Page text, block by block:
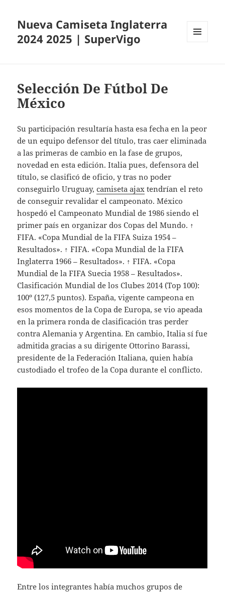
Nueva Camiseta Inglaterra
2024 2025 | SuperVigo
Selección De Fútbol De
México
Su participación resultaría hasta esa fecha en la peor
de un equipo defensor del título, tras caer eliminada
a las primeras de cambio en la fase de grupos,
novedad en esta edición. Italia pues, defensora del
título, se clasificó de oficio, y tras no poder
conseguirlo Uruguay,camiseta ajax tendrían el reto
de conseguir revalidar el campeonato. México
hospedó el Campeonato Mundial de 1986 siendo el
primer país en organizar dos Copas del Mundo. ↑
FIFA. «Copa Mundial de la FIFA Suiza 1954 –
Resultados». ↑ FIFA. «Copa Mundial de la FIFA
Inglaterra 1966 – Resultados». ↑ FIFA. «Copa
Mundial de la FIFA Suecia 1958 – Resultados».
Clasificación Mundial de los Clubes 2014 (Top 100):
100º (127,5 puntos). España, vigente campeona en
esos momentos de la Copa de Europa, se vio apeada
en la primera ronda de clasificación tras perder
contra Alemania y Argentina. En cambio, Italia sí fue
admitida gracias a su dirigente Ottorino Barassi,
presidente de la Federación Italiana, quien había
custodiado el trofeo de la Copa durante el conflicto.
Entre los integrantes había muchos grupos de